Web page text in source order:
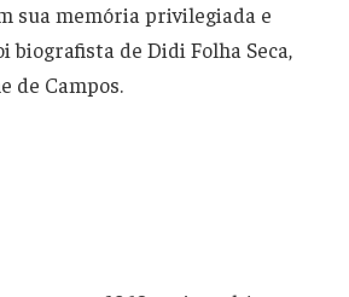
sua memória privilegiada e
biografista de Didi Folha Seca,
de Campos.